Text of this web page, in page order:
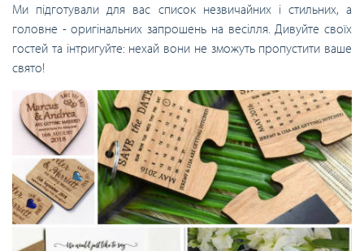
Ми підготували для вас список незвичайних і стильних, а
головне - оригінальних запрошень на весілля. Дивуйте своїх
гостей та інтригуйте: нехай вони не зможуть пропустити ваше
свято!